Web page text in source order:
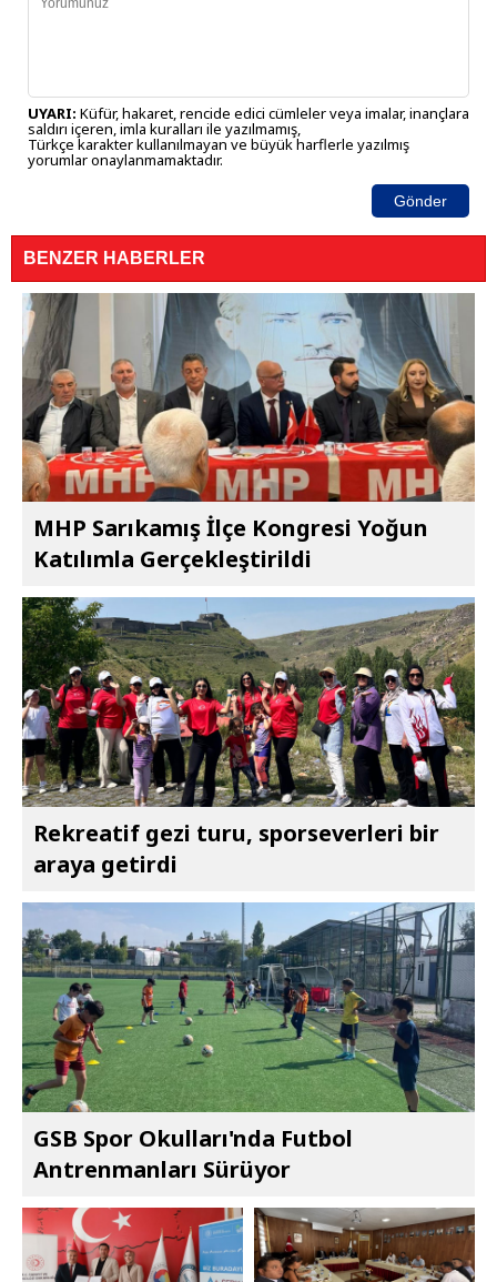
UYARI: Küfür, hakaret, rencide edici cümleler veya imalar, inançlara
saldırı içeren, imla kuralları ile yazılmamış,
Türkçe karakter kullanılmayan ve büyük harflerle yazılmış
yorumlar onaylanmamaktadır.
Gönder
BENZER HABERLER
MHP Sarıkamış İlçe Kongresi Yoğun
Katılımla Gerçekleştirildi
Rekreatif gezi turu, sporseverleri bir
araya getirdi
GSB Spor Okulları'nda Futbol
Antrenmanları Sürüyor